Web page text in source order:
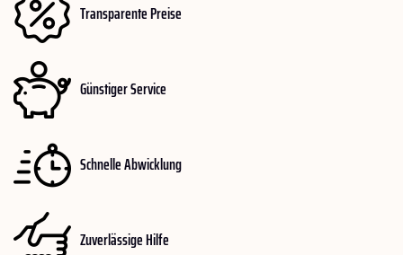
Transparente Preise
Günstiger Service
Schnelle Abwicklung
Zuverlässige Hilfe